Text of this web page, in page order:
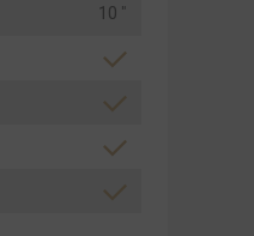
10 "